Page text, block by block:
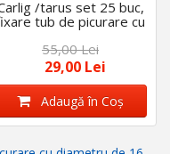
/tarus set 25 buc,
tub de picurare cu
diametru de 16 mm,
lungime tija 26 cm
55,00 Lei
29,00 Lei
Adaugă în Coş